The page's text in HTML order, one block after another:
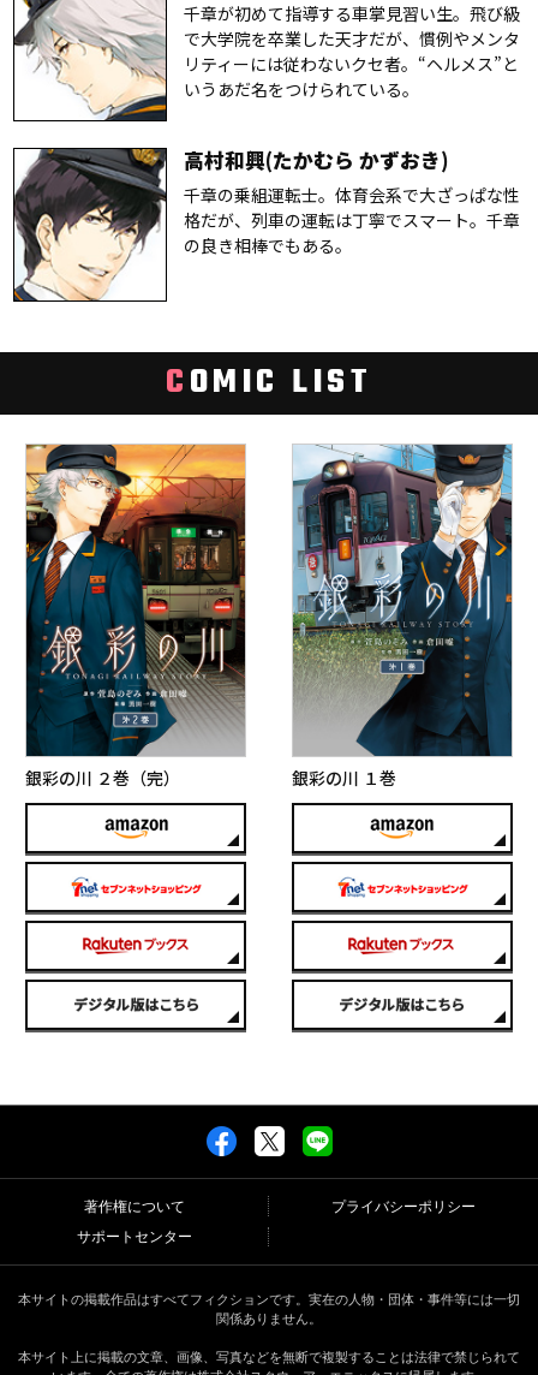
千章が初めて指導する車掌見習い生。飛び級
で大学院を卒業した天才だが、慣例やメンタ
リティーには従わないクセ者。“ヘルメス”と
いうあだ名をつけられている。
高村和興(たかむら かずおき)
千章の乗組運転士。体育会系で大ざっぱな性
格だが、列車の運転は丁寧でスマート。千章
の良き相棒でもある。
COMIC LIST
銀彩の川 ２巻（完） 銀彩の川 １巻
著作権について
プライバシーポリシー
サポートセンター
本サイトの掲載作品はすべてフィクションです。実在の人物・団体・事件等には一切
関係ありません。
本サイト上に掲載の文章、画像、写真などを無断で複製することは法律で禁じられて